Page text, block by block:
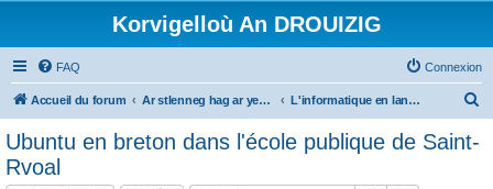
Korvigelloù An DROUIZIG
FAQ Connexion
Accueil du forum Ar stlenneg hag ar yezhoù bihan er bed a-bezh L'informatique en langues régionales et minoritaires
Ubuntu en breton dans l'école publique de Saint-
Rvoal